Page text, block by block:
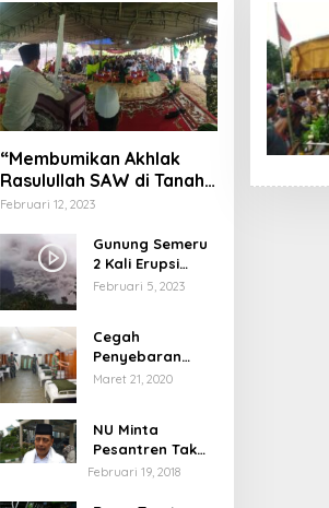
“Membumikan Akhlak
Rasulullah SAW di Tanah
Nusantara”
Februari 12, 2023
Gunung Semeru
2 Kali Erupsi
dengan Tinggi
Februari 5, 2023
Cegah
Penyebaran
Virus Corona,
Pelayanan
Maret 21, 2020
NU Minta
Pesantren Tak
Terprovokasi
Februari 19, 2018